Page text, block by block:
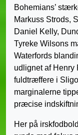
Bohemians’
Markuss Strods,
Daniel Kelly,
Tyreke Wilsons
Waterfords
udlignet af Henry
fuldtræffere i
marginalerne
præcise
Her på